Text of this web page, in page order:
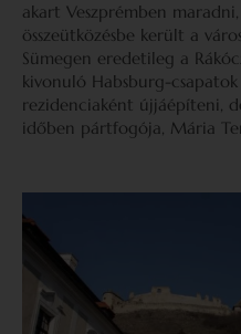
akart Veszprémben
összeütközésbe került a
Sümegen eredetileg a
kivonuló Habsburg-
rezidenciaként újjáépíteni,
időben pártfogója, Mária